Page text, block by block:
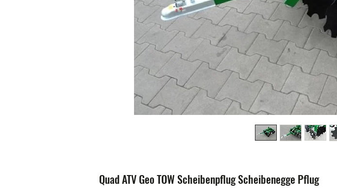
Quad ATV Geo TOW Scheibenpflug Scheibenegge Pflug